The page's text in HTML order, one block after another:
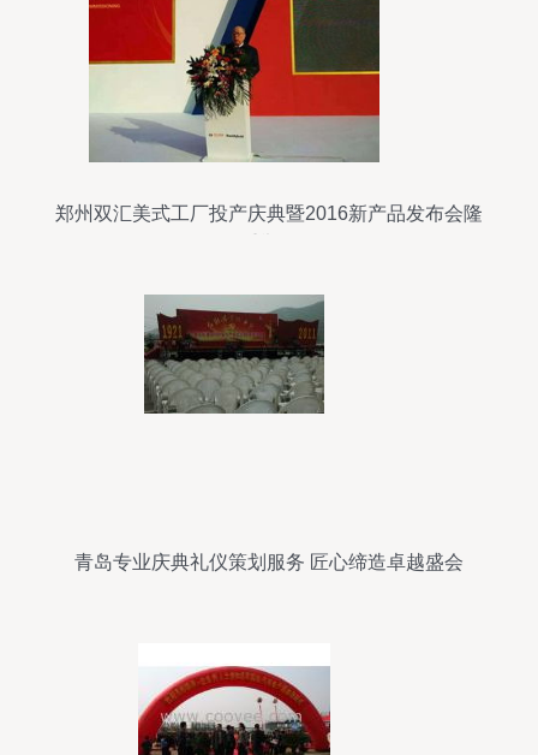
郑州双汇美式工厂投产庆典暨2016新产品发布会隆
青岛专业庆典礼仪策划服务 匠心缔造卓越盛会